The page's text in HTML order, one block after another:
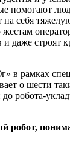
помогают
на себя
и даже строят
в рамках
о шести
робота-
робот,